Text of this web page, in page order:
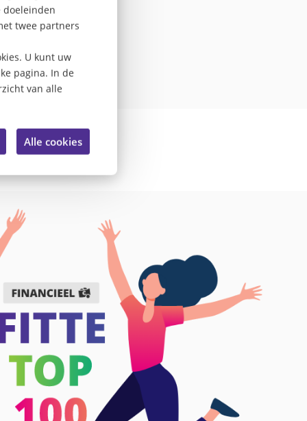
doeleinden
twee partners
U kunt uw
pagina. In de
van alle
Alle cookies